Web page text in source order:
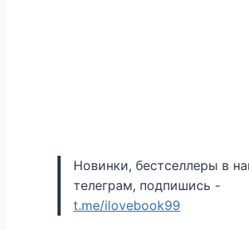
Новинки, бестселлеры в
телеграм, подпишись -
t.me/ilovebook99